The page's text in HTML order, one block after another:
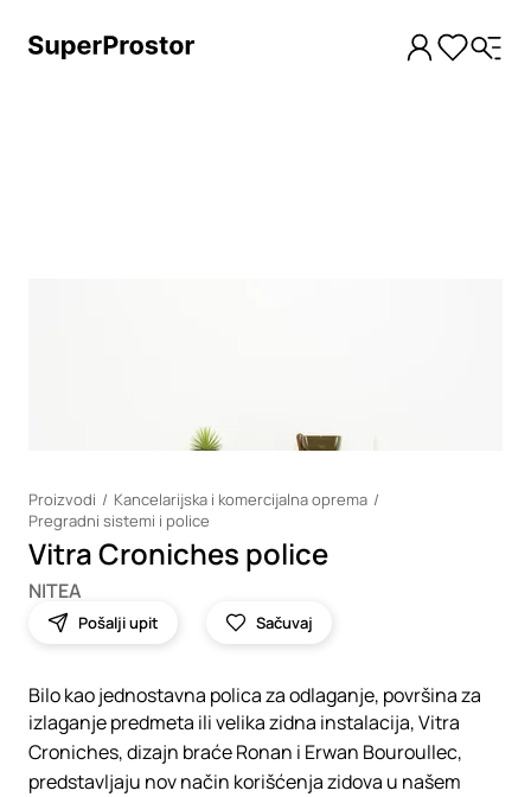
Proizvodi
Kancelarijska i komercijalna oprema
Pregradni sistemi i police
Vitra Croniches police
NITEA
Pošalji upit Sačuvaj
Bilo kao jednostavna polica za odlaganje, površina za
izlaganje predmeta ili velika zidna instalacija, Vitra
Croniches, dizajn braće Ronan i Erwan Bouroullec,
predstavljaju nov način korišćenja zidova u našem